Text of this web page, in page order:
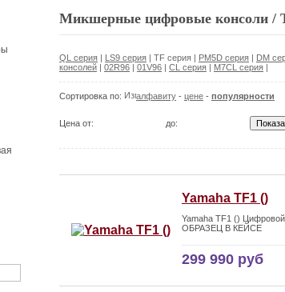
Микшерные цифровые консоли /
QL серия | LS9 серия | TF серия | PM5D серия | DM
консолей | 02R96 | 01V96 | CL серия | M7CL серия |
Сортировка по: алфавиту - цене - популярности
Цена от: до:
Yamaha TF1 ()
Yamaha TF1 ()
ОБРАЗЕЦ В КЕЙСЕ
299 990 руб